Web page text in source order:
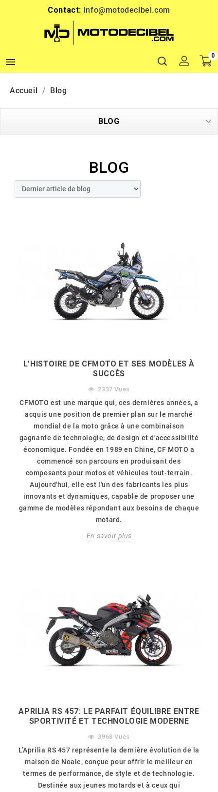
Contact: info@motodecibel.com

0
Accueil Blog
BLOG
BLOG
L'HISTOIRE DE CFMOTO ET SES MODÈLES À
SUCCÈS
2337Vues
CFMOTO est une marque qui, ces dernières années, a
acquis une position de premier plan sur le marché
mondial de la moto grâce à une combinaison
gagnante de technologie, de design et d'accessibilité
économique. Fondée en 1989 en Chine, CF MOTO a
commencé son parcours en produisant des
composants pour motos et véhicules tout-terrain.
Aujourd'hui, elle est l'un des fabricants les plus
innovants et dynamiques, capable de proposer une
gamme de modèles répondant aux besoins de chaque
motard.
En savoir plus
APRILIA RS 457: LE PARFAIT ÉQUILIBRE ENTRE
SPORTIVITÉ ET TECHNOLOGIE MODERNE
3968Vues
L’Aprilia RS 457 représente la dernière évolution de la
maison de Noale, conçue pour offrir le meilleur en
termes de performance, de style et de technologie.
Destinée aux jeunes motards et à ceux qui